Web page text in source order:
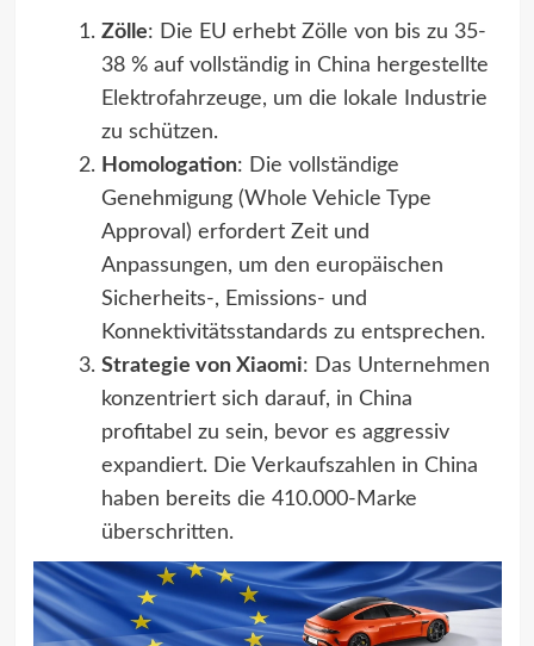
Zölle: Die EU erhebt Zölle von bis zu 35-
38 % auf vollständig in China hergestellte
Elektrofahrzeuge, um die lokale Industrie
zu schützen.
Homologation: Die vollständige
Genehmigung (Whole Vehicle Type
Approval) erfordert Zeit und
Anpassungen, um den europäischen
Sicherheits-, Emissions- und
Konnektivitätsstandards zu entsprechen.
Strategie von Xiaomi: Das Unternehmen
konzentriert sich darauf, in China
profitabel zu sein, bevor es aggressiv
expandiert. Die Verkaufszahlen in China
haben bereits die 410.000-Marke
überschritten.